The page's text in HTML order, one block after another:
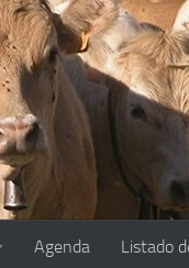
Agenda Listado